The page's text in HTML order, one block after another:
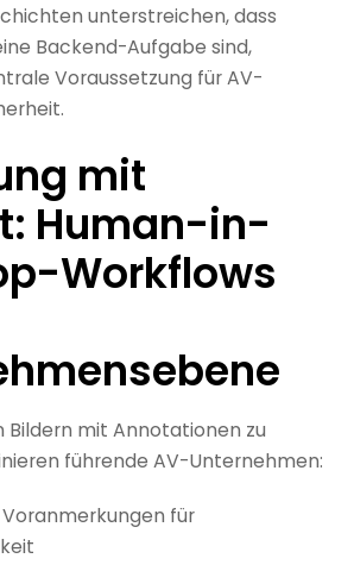
unterstreichen, dass
Backend-Aufgabe sind,
Voraussetzung für AV-
mit
Human-in-
Workflows
Bildern mit Annotationen zu
führende AV-Unternehmen:
für